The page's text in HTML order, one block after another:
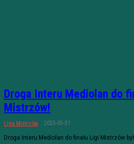
Droga Interu Mediolan do
Mistrzów!
Liga Mistrzów 2025-05-31
Droga Interu Mediolan do finału Ligi Mistrzów